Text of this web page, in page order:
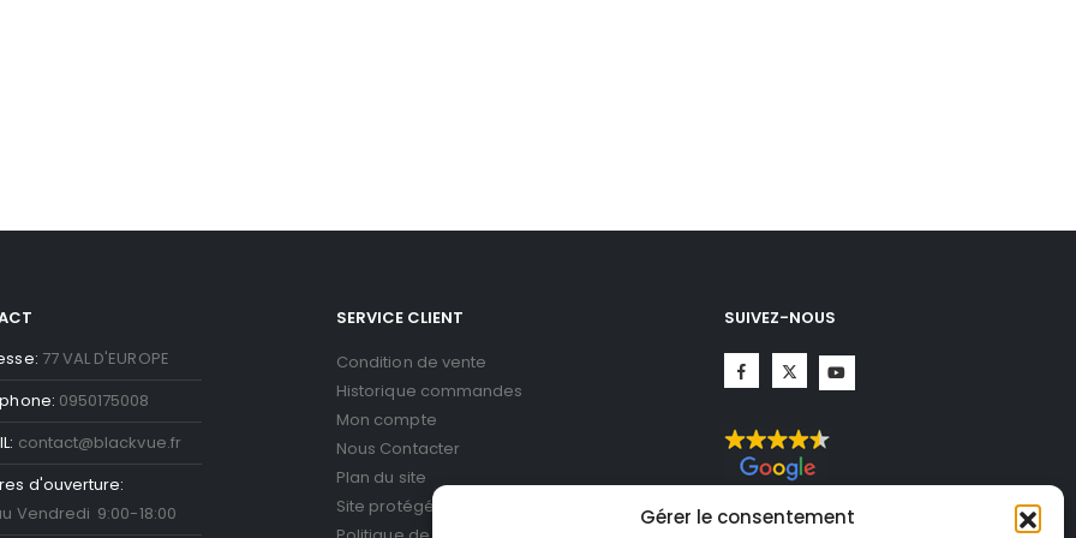
Gérer le consentement
77 VAL D'EUROPE
0950175008
contact@blackvue.fr
d'ouverture:
Vendredi 9:00-18:00
SERVICE CLIENT
Condition de vente
Historique commandes
Mon compte
Nous Contacter
Plan du site
Site protégé par reCAPTCHA.
SUIVEZ-NOUS